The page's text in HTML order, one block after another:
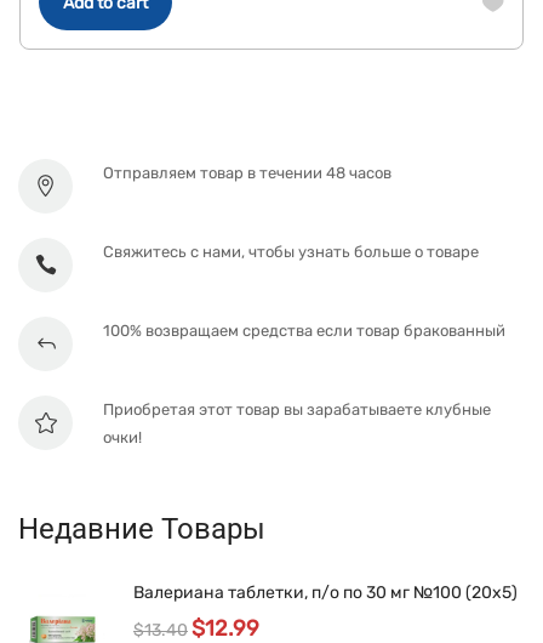
Отправляем товар в течении 48 часов
Свяжитесь с нами, чтобы узнать больше о товаре
100% возвращаем средства если товар бракованный
Приобретая этот товар вы зарабатываете клубные
очки!
Недавние Товары
Валериана таблетки, п/о по 30 мг №100 (20х5)
$13.40$12.99